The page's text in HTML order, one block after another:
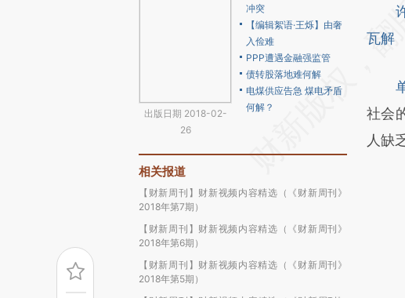
出版日期 2018-02-
26
冲突
【编辑絮语·王烁】由奢
入俭难
PPP遭遇金融强监管
债转股落地难何解
电煤供应告急 煤电矛盾
何解？
相关报道
【财新周刊】财新视频内容精选（《财新周刊》
2018年第7期）
【财新周刊】财新视频内容精选（《财新周刊》
2018年第6期）
【财新周刊】财新视频内容精选（《财新周刊》
2018年第5期）
新
对和
瓦解
社会
人缺